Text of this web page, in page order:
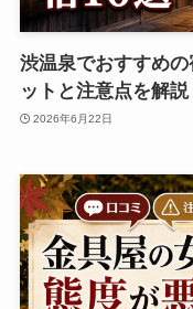
渋温泉でおすすめ
ットと注意点を解説
2026年6月22日